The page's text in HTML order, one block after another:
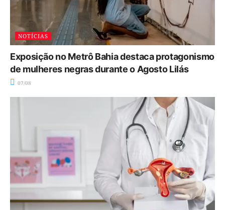
NOTÍCIAS
Exposição no Metrô Bahia destaca protagonismo
de mulheres negras durante o Agosto Lilás
07/08